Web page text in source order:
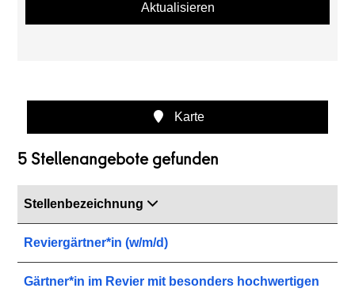
Aktualisieren
Karte
5 Stellenangebote gefunden
Stellenbezeichnung
Reviergärtner*in (w/m/d)
Gärtner*in im Revier mit besonders hochwertigen